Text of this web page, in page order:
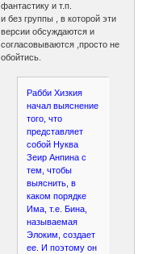
фантастику и т.п.
и без группы , в которой эти
версии обсуждаются и
согласовываются ,просто не
обойтись.
Рабби Хизкия
начал выяснение
того, что
представляет
собой Нуква
Зеир Анпина с
тем, чтобы
выяснить, в
каком порядке
Има, т.е. Бина,
называемая
Элоким, создает
ее. И поэтому он